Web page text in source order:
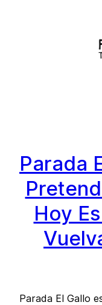
Parada
Hoy
Parada El Gallo